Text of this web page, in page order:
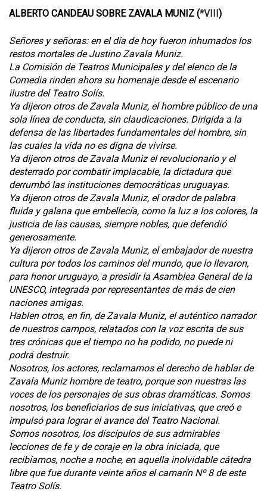
ALBERTO CANDEAU SOBRE ZAVALA MUNIZ (*VIII)
Señores y señoras: en el día de hoy fueron inhumados los
restos mortales de Justino Zavala Muniz.
La Comisión de Teatros Municipales y del elenco de la
Comedia rinden ahora su homenaje desde el escenario
ilustre del Teatro Solís.
Ya dijeron otros de Zavala Muniz, el hombre público de una
sola línea de conducta, sin claudicaciones. Dirigida a la
defensa de las libertades fundamentales del hombre, sin
las cuales la vida no es digna de vivirse.
Ya dijeron otros de Zavala Muniz el revolucionario y el
desterrado por combatir implacable, la dictadura que
derrumbó las instituciones democráticas uruguayas.
Ya dijeron otros de Zavala Muniz, el orador de palabra
fluida y galana que embellecía, como la luz a los colores, la
justicia de las causas, siempre nobles, que defendió
generosamente.
Ya dijeron otros de Zavala Muniz, el embajador de nuestra
cultura por todos los caminos del mundo, que lo llevaron,
para honor uruguayo, a presidir la Asamblea General de la
UNESCO, integrada por representantes de más de cien
naciones amigas.
Hablen otros, en fin, de Zavala Muniz, el auténtico narrador
de nuestros campos, relatados con la voz escrita de sus
tres crónicas que el tiempo no ha podido, no puede ni
podrá destruir.
Nosotros, los actores, reclamamos el derecho de hablar de
Zavala Muniz hombre de teatro, porque son nuestras las
voces de los personajes de sus obras dramáticas. Somos
nosotros, los beneficiarios de sus iniciativas, que creó e
impulsó para lograr el avance del Teatro Nacional.
Somos nosotros, los discípulos de sus admirables
lecciones de fe y de coraje en la obra iniciada, que
recibíamos, noche a noche, en aquella inolvidable cátedra
libre que fue durante veinte años el camarín Nº 8 de este
Teatro Solís.